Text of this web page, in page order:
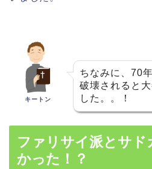
キートン
ちなみに、70
破壊されると
した。。！
ファリサイ派とサド
かった！？